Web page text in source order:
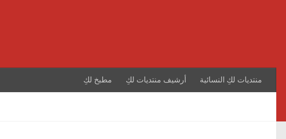
منتديات لكِ النسائية أرشيف منتديات لكِ مطبخ لكِ